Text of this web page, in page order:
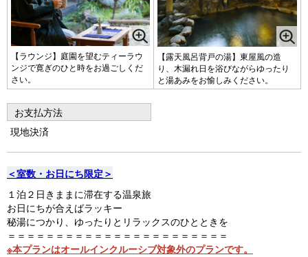
【ラウンジ】庭園を望むティーラウ
ンジで寛ぎのひと時をお過ごしくだ
さい。
【露天風呂背戸の湯】東屋風の造
り、木漏れ日を浴びながらゆったり
と湯あみをお愉しみください。
お支払方法
現地決済
＜室数・お日にち限定＞
１泊２日きままに滞在する温泉旅
お日にちが合えばラッキー
秘湯につかり、ゆったりとリラックスのひとときを
＝＝＝＝＝＝＝＝＝＝＝＝＝＝＝＝＝＝＝＝＝＝＝
※本プランはオールインクルーシブ対象外のプランです。